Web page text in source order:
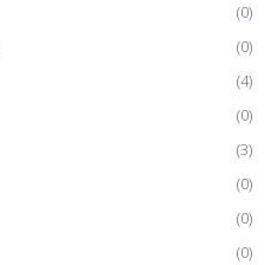
(0)
(0)
(4)
(0)
(3)
(0)
(0)
(0)